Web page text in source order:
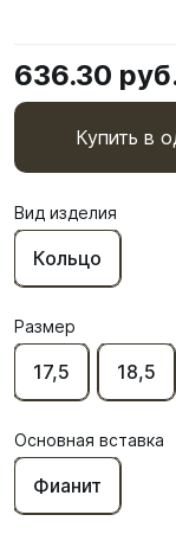
636.30
Купить в
Вид изделия
Кольцо
Размер
17,5 18,5
Основная вставка
Фианит